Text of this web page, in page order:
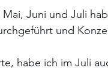
Juni und Juli
und
habe ich im Juli